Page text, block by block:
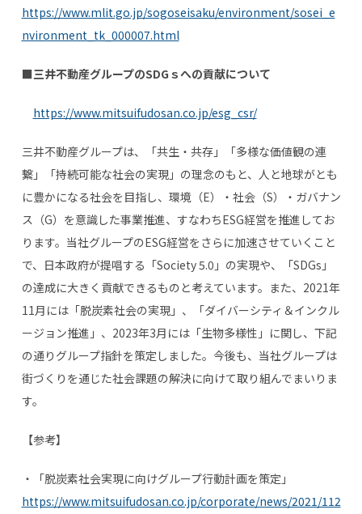
https://www.mlit.go.jp/sogoseisaku/environment/sosei_e
nvironment_tk_000007.html
■三井不動産グループのSDG ｓへの貢献について
https://www.mitsuifudosan.co.jp/esg_csr/
三井不動産グループは、「共生・共存」「多様な価値観の連
繋」「持続可能な社会の実現」の理念のもと、人と地球がとも
に豊かになる社会を目指し、環境（E）・社会（S）・ガバナン
ス（G）を意識した事業推進、すなわちESG経営を推進してお
ります。当社グループのESG経営をさらに加速させていくこと
で、日本政府が提唱する「Society 5.0 」の実現や、「SDGs 」
の達成に大きく貢献できるものと考えています。また、 2021年
11月には「脱炭素社会の実現」、「ダイバーシティ＆インクル
ージョン推進」、 2023年3月には「生物多様性」に関し、下記
の通りグループ指針を策定しました。今後も、当社グループは
街づくりを通じた社会課題の解決に向けて取り組んでまいりま
す。
【参考】
・「脱炭素社会実現に向けグループ行動計画を策定」
https://www.mitsuifudosan.co.jp/corporate/news/2021/112